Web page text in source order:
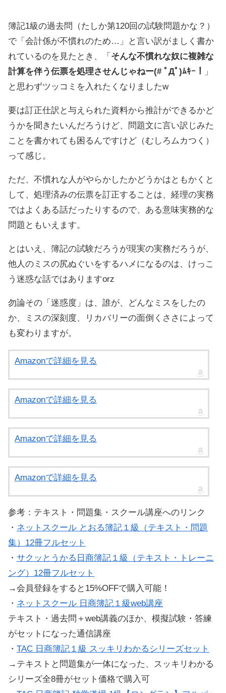
簿記1級の過去問（たしか第120回の試験問題かな？）
で「会計係が不慣れのため…」と言い訳がましく書か
れているのを見たとき、「 そんな不慣れな奴に複雑な
計算を伴う伝票を処理させんじゃねー(# ﾟДﾟ)ﾑｷｰ！
」
と思わずツッコミを入れたくなりましたw
要は訂正仕訳と与えられた資料から推計ができるかど
うかを聞きたいんだろうけど、問題文に言い訳じみた
ことを書かれても困るんですけど（むしろムカつく）
って感じ。
ただ、不慣れな人がやらかしたかどうかはともかくと
して、処理済みの伝票を訂正することは、経理の実務
ではよくある話だったりするので、ある意味実務的な
問題ともいえます。
とはいえ、簿記の試験だろうが現実の実務だろうが、
他人のミスの尻ぬぐいをするハメになるのは、けっこ
う迷惑な話ではありますorz
勿論その「迷惑度」は、誰が、どんなミスをしたの
か、ミスの深刻度、リカバリーの面倒くささによって
も変わりますが。
Amazonで詳細を見る
Amazonで詳細を見る
Amazonで詳細を見る
Amazonで詳細を見る
参考：テキスト・問題集・スクール講座へのリンク
・ ネットスクール とおる簿記１級（テキスト・問題
集）12冊フルセット
・ サクッとうかる日商簿記１級（テキスト・トレーニ
ング）12冊フルセット
→会員登録をすると15%OFFで購入可能！
・ ネットスクール 日商簿記１級web講座
テキスト・過去問＋web講義のほか、模擬試験・答練
がセットになった通信講座
・ TAC 日商簿記１級 スッキリわかるシリーズセット
→テキストと問題集が一体になった、スッキリわかる
シリーズ全8冊がセット価格で購入可